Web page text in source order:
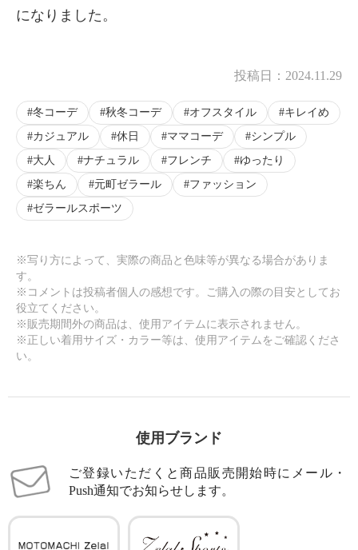
になりました。
投稿日： 2024.11.29
冬コーデ 秋冬コーデ オフスタイル
キレイめ
カジュアル
休日 ママコーデ
シンプル
大人
ナチュラル フレンチ
ゆったり
楽ちん
元町ゼラール
ファッション
ゼラールスポーツ
※写り方によって、実際の商品と色味等が異なる場合がありま
す。
※コメントは投稿者個人の感想です。ご購入の際の目安としてお
役立てください。
※販売期間外の商品は、使用アイテムに表示されません。
※正しい着用サイズ・カラー等は、使用アイテムをご確認くださ
い。
使用ブランド
ご登録いただくと商品販売開始時にメール・
Push通知でお知らせします。